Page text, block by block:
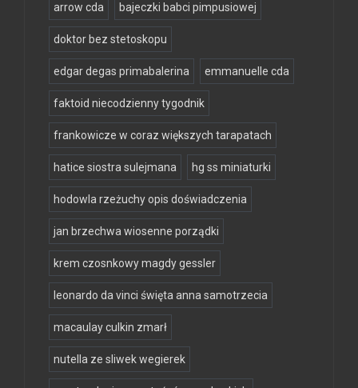
arrow cda bajeczki babci pimpusiowej
doktor bez stetoskopu
edgar degas primabalerina emmanuelle cda
faktoid niecodzienny tygodnik
frankowicze w coraz większych tarapatach
hatice siostra sulejmana hg ss miniaturki
hodowla rzeżuchy opis doświadczenia
jan brzechwa wiosenne porządki
krem czosnkowy magdy gessler
leonardo da vinci święta anna samotrzecia
macaulay culkin zmarł
nutella ze sliwek wegierek